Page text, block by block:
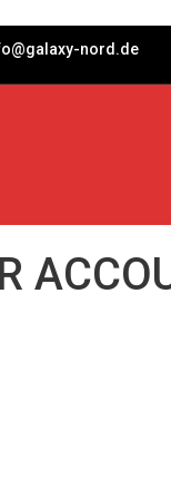
nord.de